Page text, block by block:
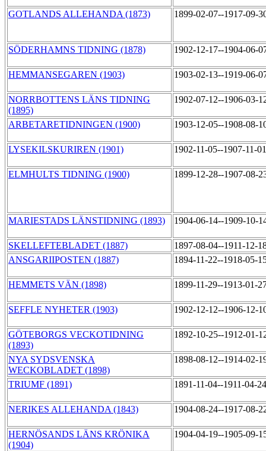
GOTLANDS ALLEHANDA (1873) 1899-02-07--1917-09-
SÖDERHAMNS TIDNING (1878) 1902-12-17--1904-06-
HEMMANSEGAREN (1903) 1903-02-13--1919-06-
NORRBOTTENS LÄNS TIDNING
(1895)
1902-07-12--1906-03-
ARBETARETIDNINGEN (1900) 1903-12-05--1908-08-
LYSEKILSKURIREN (1901) 1902-11-05--1907-11-
ELMHULTS TIDNING (1900) 1899-12-28--1907-08-
MARIESTADS LÄNSTIDNING (1893) 1904-06-14--1909-10-
SKELLEFTEBLADET (1887)
1897-08-04--1911-12-
ANSGARIIPOSTEN (1887)
1894-11-22--1918-05-
HEMMETS VÄN (1898) 1899-11-29--1913-01-
SEFFLE NYHETER (1903) 1902-12-12--1906-12-
GÖTEBORGS VECKOTIDNING
(1893)
1892-10-25--1912-01-
NYA SYDSVENSKA
WECKOBLADET (1898)
1898-08-12--1914-02-
TRIUMF (1891) 1891-11-04--1911-04-
NERIKES ALLEHANDA (1843) 1904-08-24--1917-08-
HERNÖSANDS LÄNS KRÖNIKA
(1904)
1904-04-19--1905-09-